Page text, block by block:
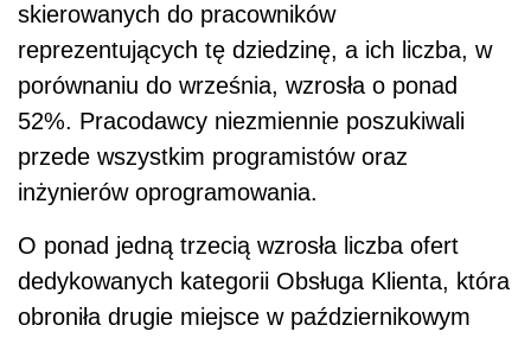
skierowanych do pracowników
reprezentujących tę dziedzinę, a ich liczba, w
porównaniu do września, wzrosła o ponad
52%. Pracodawcy niezmiennie poszukiwali
przede wszystkim programistów oraz
inżynierów oprogramowania.
O ponad jedną trzecią wzrosła liczba ofert
dedykowanych kategorii Obsługa Klienta, która
obroniła drugie miejsce w październikowym